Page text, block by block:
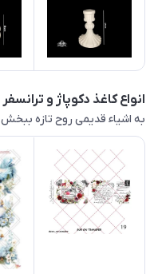
انواع کاغذ دکوپاژ و ترانسفر
به اشیاء قدیمی روح تازه ببخش